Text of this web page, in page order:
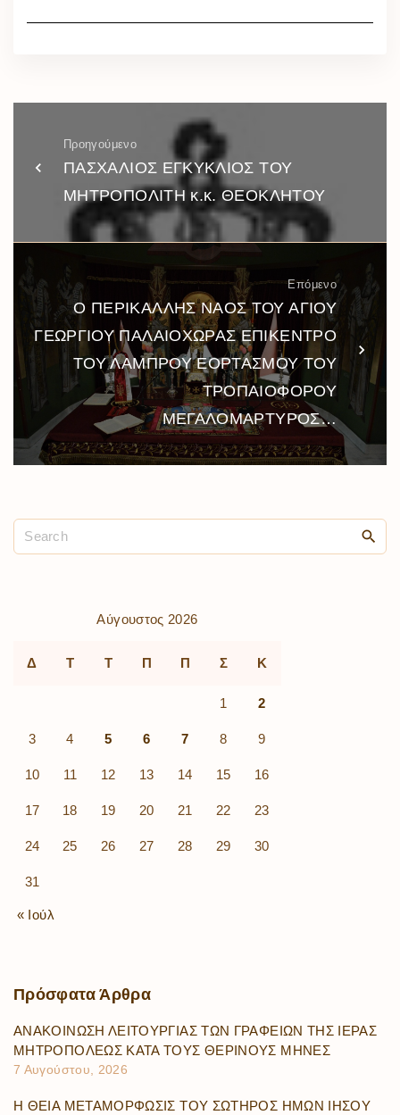
Προηγούμενο
ΠΑΣΧΑΛΙΟΣ ΕΓΚΥΚΛΙΟΣ ΤΟΥ
ΜΗΤΡΟΠΟΛΙΤΗ κ.κ. ΘΕΟΚΛΗΤΟΥ
Επόμενο
Ο ΠΕΡΙΚΑΛΛΗΣ ΝΑΟΣ ΤΟΥ ΑΓΙΟΥ
ΓΕΩΡΓΙΟΥ ΠΑΛΑΙΟΧΩΡΑΣ ΕΠΙΚΕΝΤΡΟ
ΤΟΥ ΛΑΜΠΡΟΥ ΕΟΡΤΑΣΜΟΥ ΤΟΥ
ΤΡΟΠΑΙΟΦΟΡΟΥ
ΜΕΓΑΛΟΜΑΡΤΥΡΟΣ…
Αύγουστος 2026
Δ Τ Τ Π Π Σ Κ
1 2
3 4 5 6 7 8 9
10 11 12 13 14 15 16
17 18 19 20 21 22 23
24 25 26 27 28 29 30
31
« Ιούλ
Πρόσφατα Άρθρα
ΑΝΑΚΟΙΝΩΣΗ ΛΕΙΤΟΥΡΓΙΑΣ ΤΩΝ ΓΡΑΦΕΙΩΝ ΤΗΣ ΙΕΡΑΣ
ΜΗΤΡΟΠΟΛΕΩΣ ΚΑΤΑ ΤΟΥΣ ΘΕΡΙΝΟΥΣ ΜΗΝΕΣ
7 Αυγούστου, 2026
Η ΘΕΙΑ ΜΕΤΑΜΟΡΦΩΣΙΣ ΤΟΥ ΣΩΤΗΡΟΣ ΗΜΩΝ ΙΗΣΟΥ